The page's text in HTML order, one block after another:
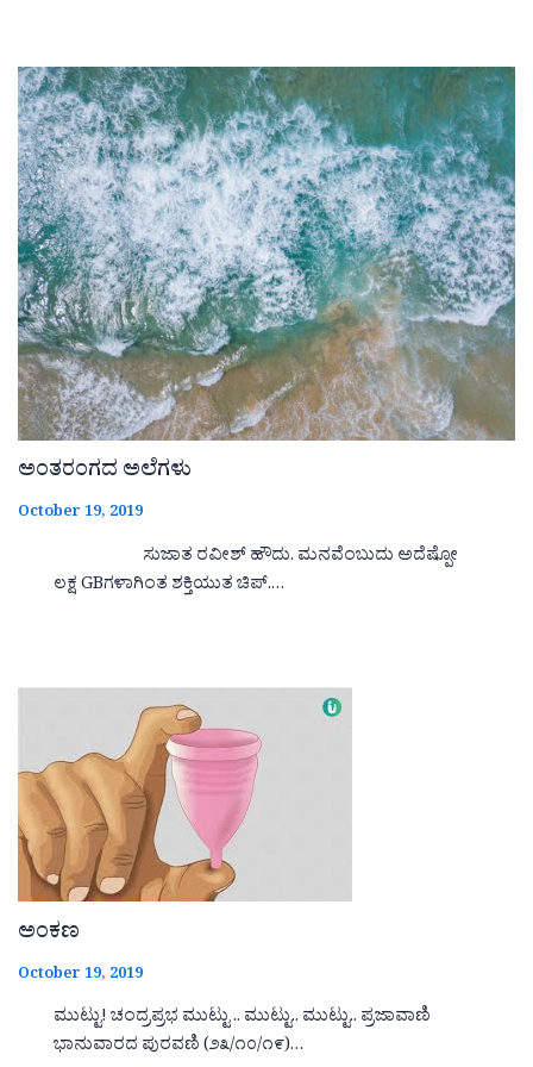
ಅಂತರಂಗದ ಅಲೆಗಳು
October 19, 2019
ಸುಜಾತ ರವೀಶ್ ಹೌದು. ಮನವೆಂಬುದು ಅದೆಷ್ಪೋ
ಲಕ್ಷ GBಗಳಾಗಿಂತ ಶಕ್ತಿಯುತ ಚಿಪ್.…
ಅಂಕಣ
October 19, 2019
ಮುಟ್ಟು! ಚಂದ್ರಪ್ರಭ ಮುಟ್ಟು .. ಮುಟ್ಟು.. ಮುಟ್ಟು.. ಪ್ರಜಾವಾಣಿ
ಭಾನುವಾರದ ಪುರವಣಿ (೨೩/೧೦/೧೯)…